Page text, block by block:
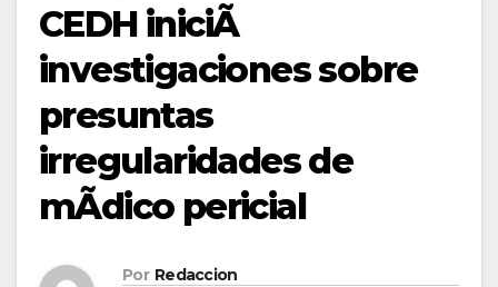
CEDH iniciÃ
investigaciones sobre
presuntas
irregularidades de
mÃdico pericial
Por Redaccion